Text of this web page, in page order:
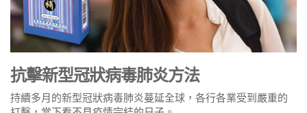
抗擊新型冠狀病毒肺炎方法
持續多月的新型冠狀病毒肺炎蔓延全球，各行各業受到嚴重的